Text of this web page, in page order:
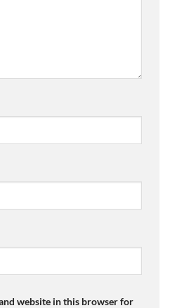
website in this browser for